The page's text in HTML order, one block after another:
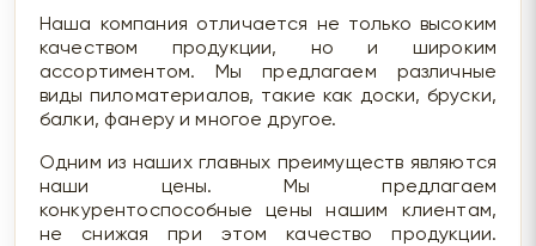
Наша компания отличается не только высоким
качеством продукции, но и широким
ассортиментом. Мы предлагаем различные
виды пиломатериалов, такие как доски, бруски,
балки, фанеру и многое другое.
Одним из наших главных преимуществ являются
наши цены. Мы предлагаем
конкурентоспособные цены нашим клиентам,
не снижая при этом качество продукции.